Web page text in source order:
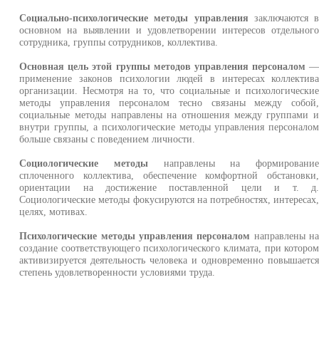
Социально-психологические методы управления заключаются в
основном на выявлении и удовлетворении интересов отдельного
сотрудника, группы сотрудников, коллектива.
Основная цель этой группы методов управления персоналом —
применение законов психологии людей в интересах коллектива
организации. Несмотря на то, что социальные и психологические
методы управления персоналом тесно связаны между собой,
социальные методы направлены на отношения между группами и
внутри группы, а психологические методы управления персоналом
больше связаны с поведением личности.
Социологические методынаправлены на формирование
сплоченного коллектива, обеспечение комфортной обстановки,
ориентации на достижение поставленной цели и т. д.
Социологические методы фокусируются на потребностях, интересах,
целях, мотивах.
Психологические методы управления персоналом направлены на
создание соответствующего психологического климата, при котором
активизируется деятельность человека и одновременно повышается
степень удовлетворенности условиями труда.